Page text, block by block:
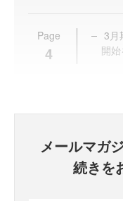
Page
4
3月
開
メールマガ
続きを